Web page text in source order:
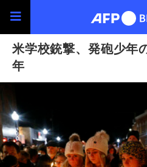
米学校銃撃、発砲少年
年